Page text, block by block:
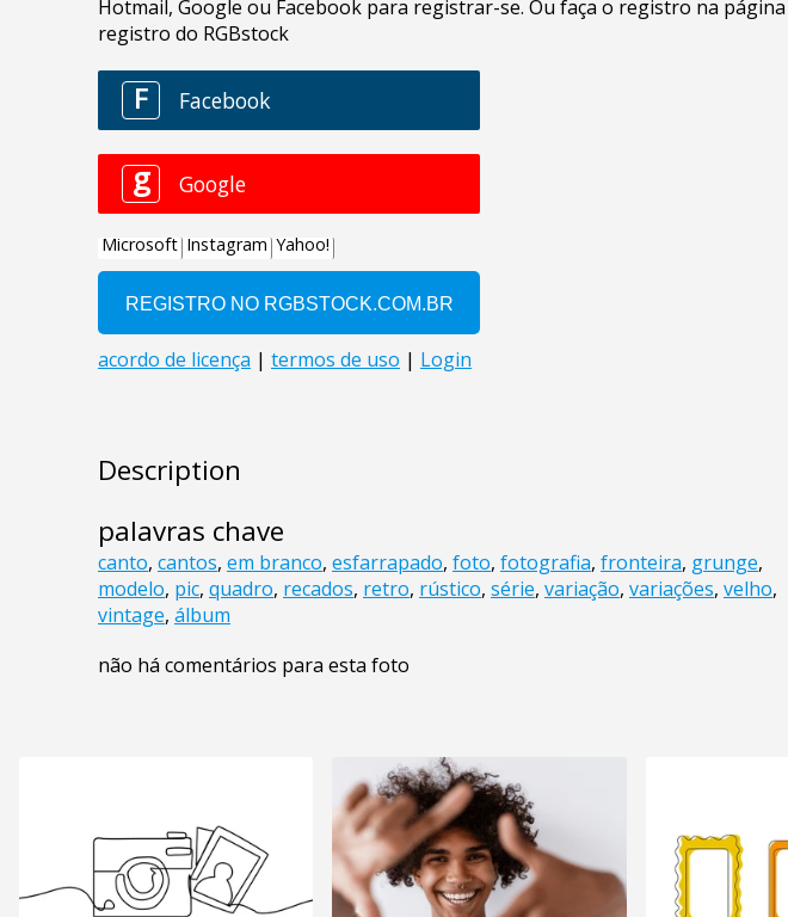
Description
palavras chave
canto, cantos, em branco, esfarrapado, foto, fotografia, fronteira, grunge,
modelo, pic, quadro, recados, retro, rústico, série, variação, variações, velho,
vintage, álbum
não há comentários para esta foto